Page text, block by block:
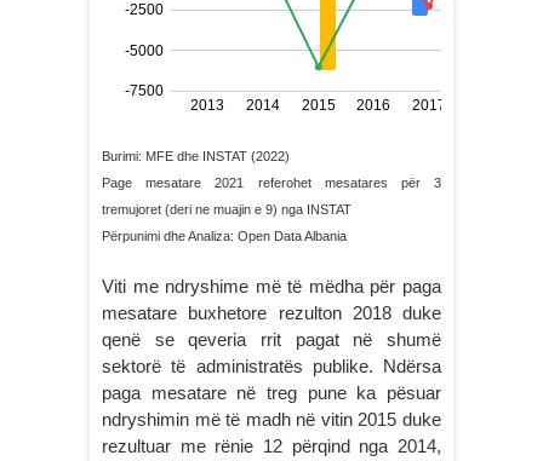
Burimi: MFE dhe INSTAT (2022)
Page mesatare 2021 referohet mesatares për 3
tremujoret (deri ne muajin e 9) nga INSTAT
Përpunimi dhe Analiza: Open Data Albania
Viti me ndryshime më të mëdha për paga
mesatare buxhetore rezulton 2018 duke
qenë se qeveria rrit pagat në shumë
sektorë të administratës publike. Ndërsa
paga mesatare në treg pune ka pësuar
ndryshimin më të madh në vitin 2015 duke
rezultuar me rënie 12 përqind nga 2014,